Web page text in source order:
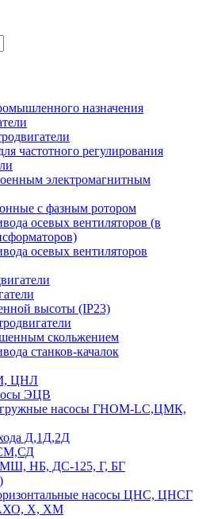
назначения
частотного регулирования
электромагнитным
с фазным ротором
осевых вентиляторов (в
осевых вентиляторов
высоты (IP23)
скольжением
станков-качалок
ЦНЛ
ЭЦВ
насосы ГНОМ-LC,ЦМК,
Д,1Д,2Д
СМ,СД
НБ, ДС-125, Г, БГ
насосы ЦНС, ЦНСГ
Х, ХМ